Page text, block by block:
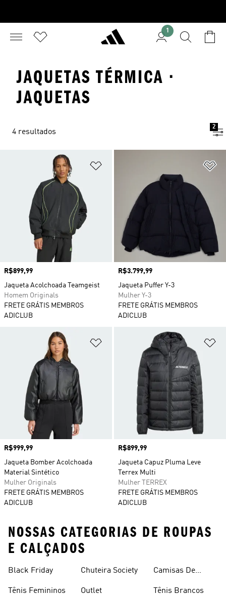
1
JAQUETAS TÉRMICA ·
JAQUETAS
4 resultados
2
Adicionar à Lista de Desejos
Preço
R$899,99
Jaqueta Acolchoada Teamgeist
Homem Originals
FRETE GRÁTIS MEMBROS
ADICLUB
Preço
R$3.799,99
Jaqueta Puffer Y-3
Mulher Y-3
FRETE GRÁTIS MEMBROS
ADICLUB
Adicionar à Lista de Desejos
Preço
R$999,99
Jaqueta Bomber Acolchoada
Material Sintético
Mulher Originals
FRETE GRÁTIS MEMBROS
ADICLUB
Preço
R$899,99
Jaqueta Capuz Pluma Leve
Terrex Multi
Mulher TERREX
FRETE GRÁTIS MEMBROS
ADICLUB
NOSSAS CATEGORIAS DE ROUPAS
E CALÇADOS
Black Friday
Tênis Femininos
Chuteira Society
Outlet
Camisas De
Tênis Brancos